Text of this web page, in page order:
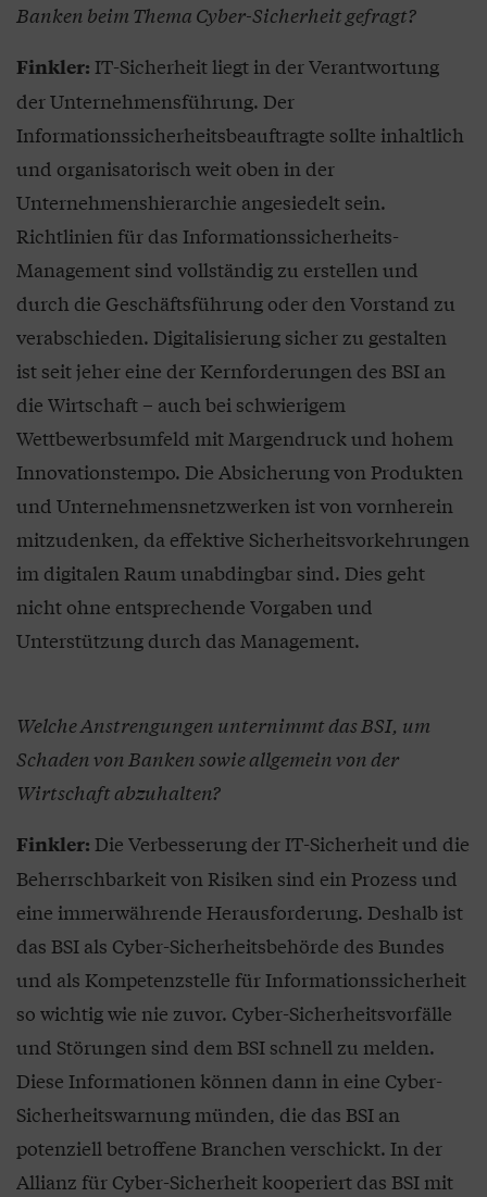
Banken beim Thema Cyber-Sicherheit gefragt?
Finkler: IT-Sicherheit liegt in der Verantwortung
der Unternehmensführung. Der
Informationssicherheitsbeauftragte sollte inhaltlich
und organisatorisch weit oben in der
Unternehmenshierarchie angesiedelt sein.
Richtlinien für das Informationssicherheits-
Management sind vollständig zu erstellen und
durch die Geschäftsführung oder den Vorstand zu
verabschieden. Digitalisierung sicher zu gestalten
ist seit jeher eine der Kernforderungen des BSI an
die Wirtschaft – auch bei schwierigem
Wettbewerbsumfeld mit Margendruck und hohem
Innovationstempo. Die Absicherung von Produkten
und Unternehmensnetzwerken ist von vornherein
mitzudenken, da effektive Sicherheitsvorkehrungen
im digitalen Raum unabdingbar sind. Dies geht
nicht ohne entsprechende Vorgaben und
Unterstützung durch das Management.
Welche Anstrengungen unternimmt das BSI, um
Schaden von Banken sowie allgemein von der
Wirtschaft abzuhalten?
Finkler: Die Verbesserung der IT-Sicherheit und die
Beherrschbarkeit von Risiken sind ein Prozess und
eine immerwährende Herausforderung. Deshalb ist
das BSI als Cyber-Sicherheitsbehörde des Bundes
und als Kompetenzstelle für Informationssicherheit
so wichtig wie nie zuvor. Cyber-Sicherheitsvorfälle
und Störungen sind dem BSI schnell zu melden.
Diese Informationen können dann in eine Cyber-
Sicherheitswarnung münden, die das BSI an
potenziell betroffene Branchen verschickt. In der
Allianz für Cyber-Sicherheit kooperiert das BSI mit